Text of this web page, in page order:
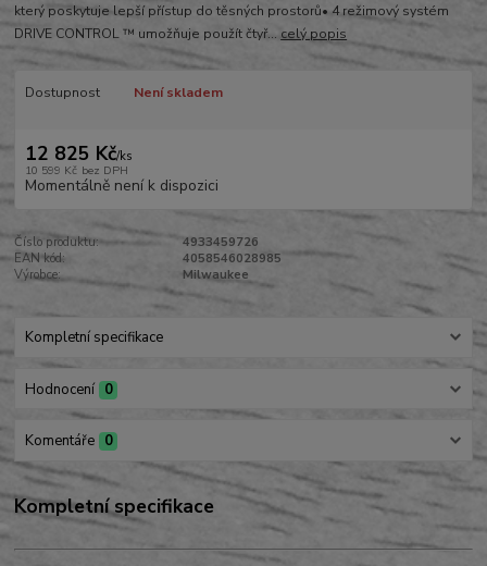
který poskytuje lepší přístup do těsných prostorů• 4 režimový systém
DRIVE CONTROL ™ umožňuje použít čtyř... celý popis
Dostupnost Není skladem
12 825 Kč/ks
10 599 Kč bez DPH
Momentálně není k dispozici
Číslo produktu:
4933459726
EAN kód:
4058546028985
Výrobce:
Milwaukee
Kompletní specifikace
Hodnocení 0
Komentáře 0
Kompletní specifikace